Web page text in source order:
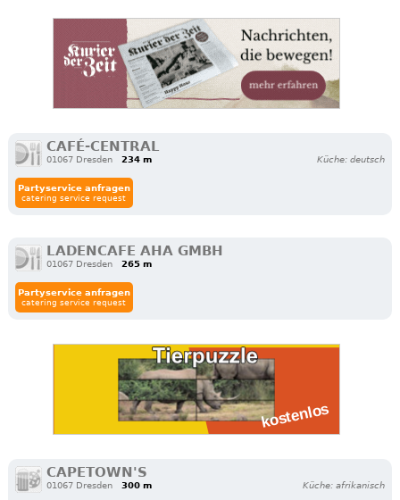
CAFÉ-CENTRAL
01067 Dresden 234 m Küche: deutsch
Partyservice anfragen
catering service request
LADENCAFE AHA GMBH
01067 Dresden 265 m
Partyservice anfragen
catering service request
CAPETOWN'S
01067 Dresden 300 m Küche: afrikanisch